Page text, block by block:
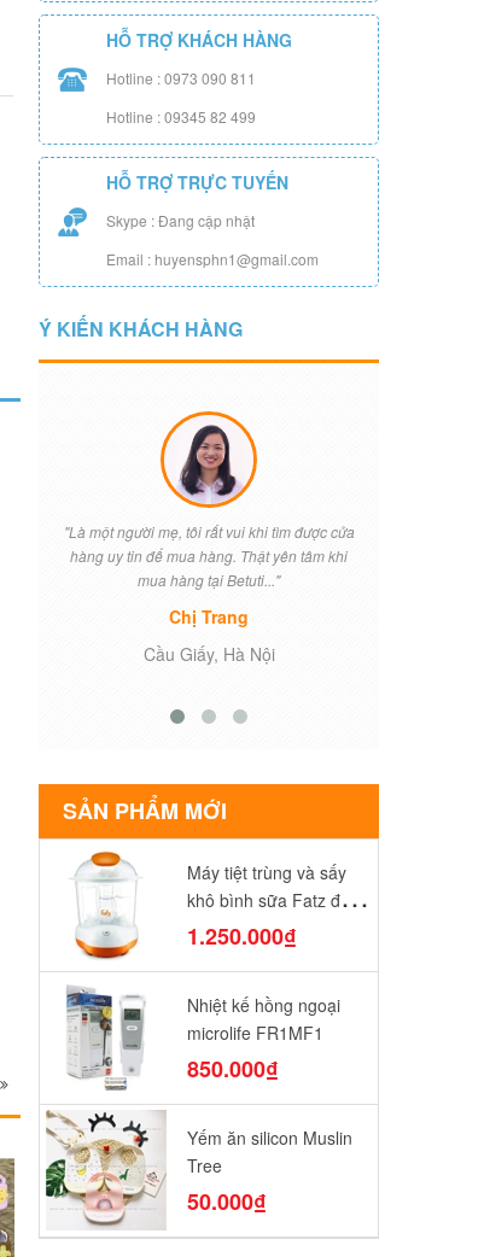
HỖ TRỢ KHÁCH HÀNG
Hotline : 0973 090 811
Hotline : 09345 82 499
HỖ TRỢ TRỰC TUYẾN
Skype : Đang cập nhật
Email : huyensphn1@gmail.com
Ý KIẾN KHÁCH HÀNG
"Betuti đã là đối tác hợp tác cung cấp sản
phẩm chính hãng của chúng tôi nhập khẩu
từ Mỹ , Chúc công ty sẽ ngày một phát
Anh Nam
SẢN PHẨM MỚI
Máy tiệt trùng và sấy
khô bình sữa Fatz điện
tử FB4906SL
1.250.000₫
Nhiệt kế hồng ngoại
microlife FR1MF1
850.000₫
Yếm ăn silicon Muslin
Tree
50.000₫